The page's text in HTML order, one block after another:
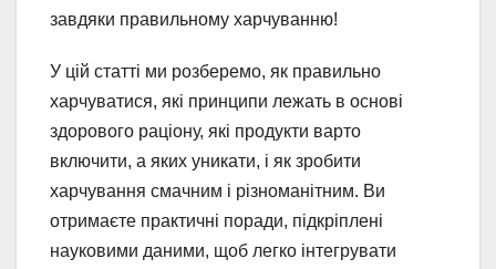
завдяки правильному харчуванню!
У цій статті ми розберемо, як правильно
харчуватися, які принципи лежать в основі
здорового раціону, які продукти варто
включити, а яких уникати, і як зробити
харчування смачним і різноманітним. Ви
отримаєте практичні поради, підкріплені
науковими даними, щоб легко інтегрувати